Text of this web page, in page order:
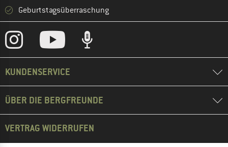
Geburtstagsüberraschung
KUNDENSERVICE
ÜBER DIE BERGFREUNDE
VERTRAG WIDERRUFEN